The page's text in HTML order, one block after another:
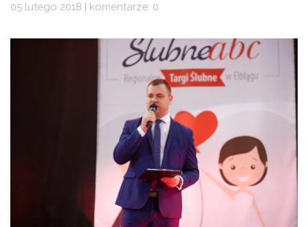
05 lutego 2018 | komentarze: 0